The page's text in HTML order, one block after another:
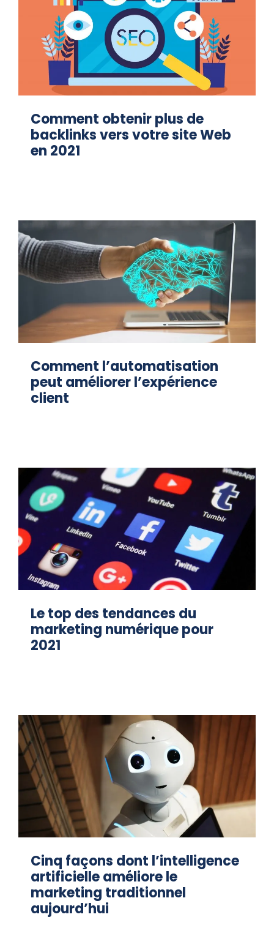
Comment obtenir plus de
backlinks vers votre site Web
en 2021
Comment l’automatisation
peut améliorer l’expérience
client
Le top des tendances du
marketing numérique pour
2021
Cinq façons dont l’intelligence
artificielle améliore le
marketing traditionnel
aujourd’hui